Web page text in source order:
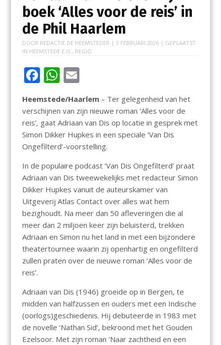
boek ‘Alles voor de reis’ in
de Phil Haarlem
DOOR REDACTIE DE HEEMSTEDER | 3 FEBRUARI 2026| GEPLAATST
IN HEEMSTEDE E.O., REGIO
F
e
b
o
o
k
W
h
at
s
A
p
p
E
m
ai
l
Heemstede/Haarlem– Ter gelegenheid van het
verschijnen van zijn nieuwe roman ‘Alles voor de
reis’, gaat Adriaan van Dis op locatie in gesprek met
Simon Dikker Hupkes in een speciale ‘Van Dis
Ongefilterd’-voorstelling.
In de populaire podcast ‘Van Dis Ongefilterd’ praat
Adriaan van Dis tweewekelijks met redacteur Simon
Dikker Hupkes vanuit de auteurskamer van
Uitgeverij Atlas Contact over alles wat hem
bezighoudt. Na meer dan 50 afleveringen die al
meer dan 2 miljoen keer zijn beluisterd, trekken
Adriaan en Simon nu het land in met een bijzondere
theatertournee waarin zij openhartig en ongefilterd
zullen praten over de nieuwe roman ‘Alles voor de
reis’.
Adriaan van Dis (1946) groeide op in Bergen, te
midden van halfzussen en ouders met een Indische
(oorlogs)geschiedenis. Hij debuteerde in 1983 met
de novelle ‘Nathan Sid’, bekroond met het Gouden
Ezelsoor. Met zijn roman ‘Naar zachtheid en een